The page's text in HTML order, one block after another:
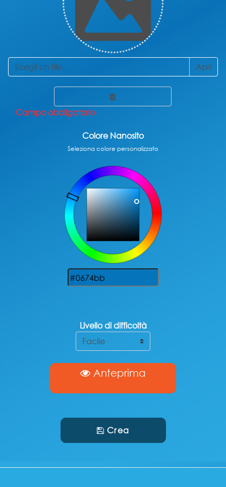
Scegli un file...
Campo obbligatorio
Colore Nanosito
Seleziona colore personalizzato
Livello di difficoltà
Anteprima
Crea